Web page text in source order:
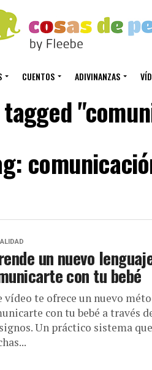
CUENTOS ADIVINANZAS
un nuevo
con tu bebé
vídeo te ofrece un nuevo
con tu bebé a través
Un práctico sistema